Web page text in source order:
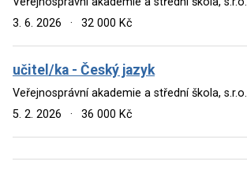
3. 6. 2026
· 32 000 Kč
učitel/ka - Český jazyk
Veřejnosprávní akademie a střední škola, s.r.o.
5. 2. 2026
· 36 000 Kč